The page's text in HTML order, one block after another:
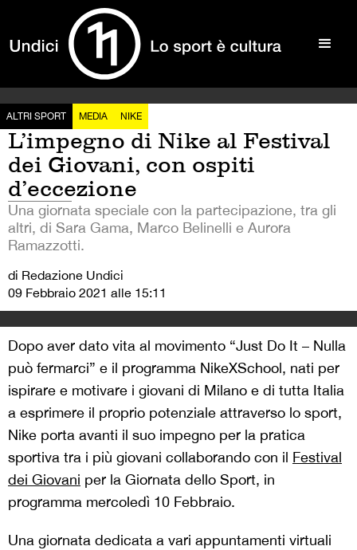
ALTRI SPORT MEDIA NIKE
L’impegno di Nike al Festival
dei Giovani, con ospiti
d’eccezione
Una giornata speciale con la partecipazione, tra gli
altri, di Sara Gama, Marco Belinelli e Aurora
Ramazzotti.
di Redazione Undici
09 Febbraio 2021 alle 15:11
Dopo aver dato vita al movimento “Just Do It – Nulla
può fermarci” e il programma NikeXSchool, nati per
ispirare e motivare i giovani di Milano e di tutta Italia
a esprimere il proprio potenziale attraverso lo sport,
Nike porta avanti il suo impegno per la pratica
sportiva tra i più giovani collaborando con il Festival
dei Giovani per la Giornata dello Sport, in
programma mercoledì 10 Febbraio.
Una giornata dedicata a vari appuntamenti virtuali